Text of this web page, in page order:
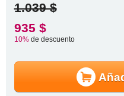
1.039 $
935 $
10%de descuento